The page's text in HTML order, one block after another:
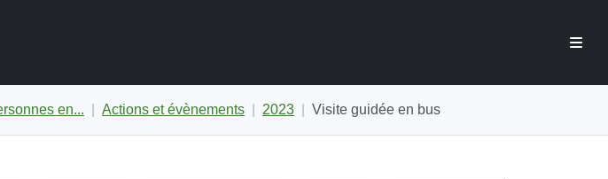
en... Actions et évènements 2023 Visite guidée en bus